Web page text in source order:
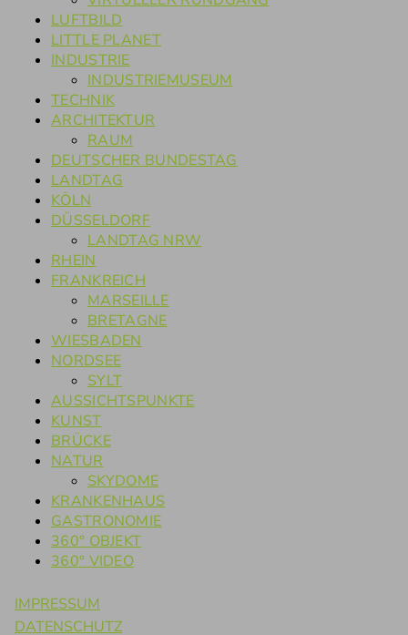
LUFTBILD
LITTLE PLANET
INDUSTRIE
INDUSTRIEMUSEUM
TECHNIK
ARCHITEKTUR
RAUM
DEUTSCHER BUNDESTAG
LANDTAG
KÖLN
DÜSSELDORF
LANDTAG NRW
RHEIN
FRANKREICH
MARSEILLE
BRETAGNE
WIESBADEN
NORDSEE
SYLT
AUSSICHTSPUNKTE
KUNST
BRÜCKE
NATUR
SKYDOME
KRANKENHAUS
GASTRONOMIE
360° OBJEKT
360° VIDEO
IMPRESSUM
DATENSCHUTZ